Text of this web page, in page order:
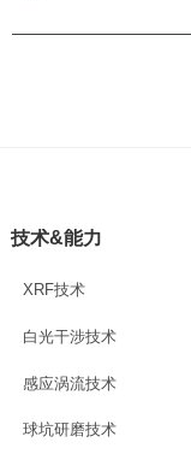
技术&能力
XRF技术
白光干涉技术
感应涡流技术
球坑研磨技术